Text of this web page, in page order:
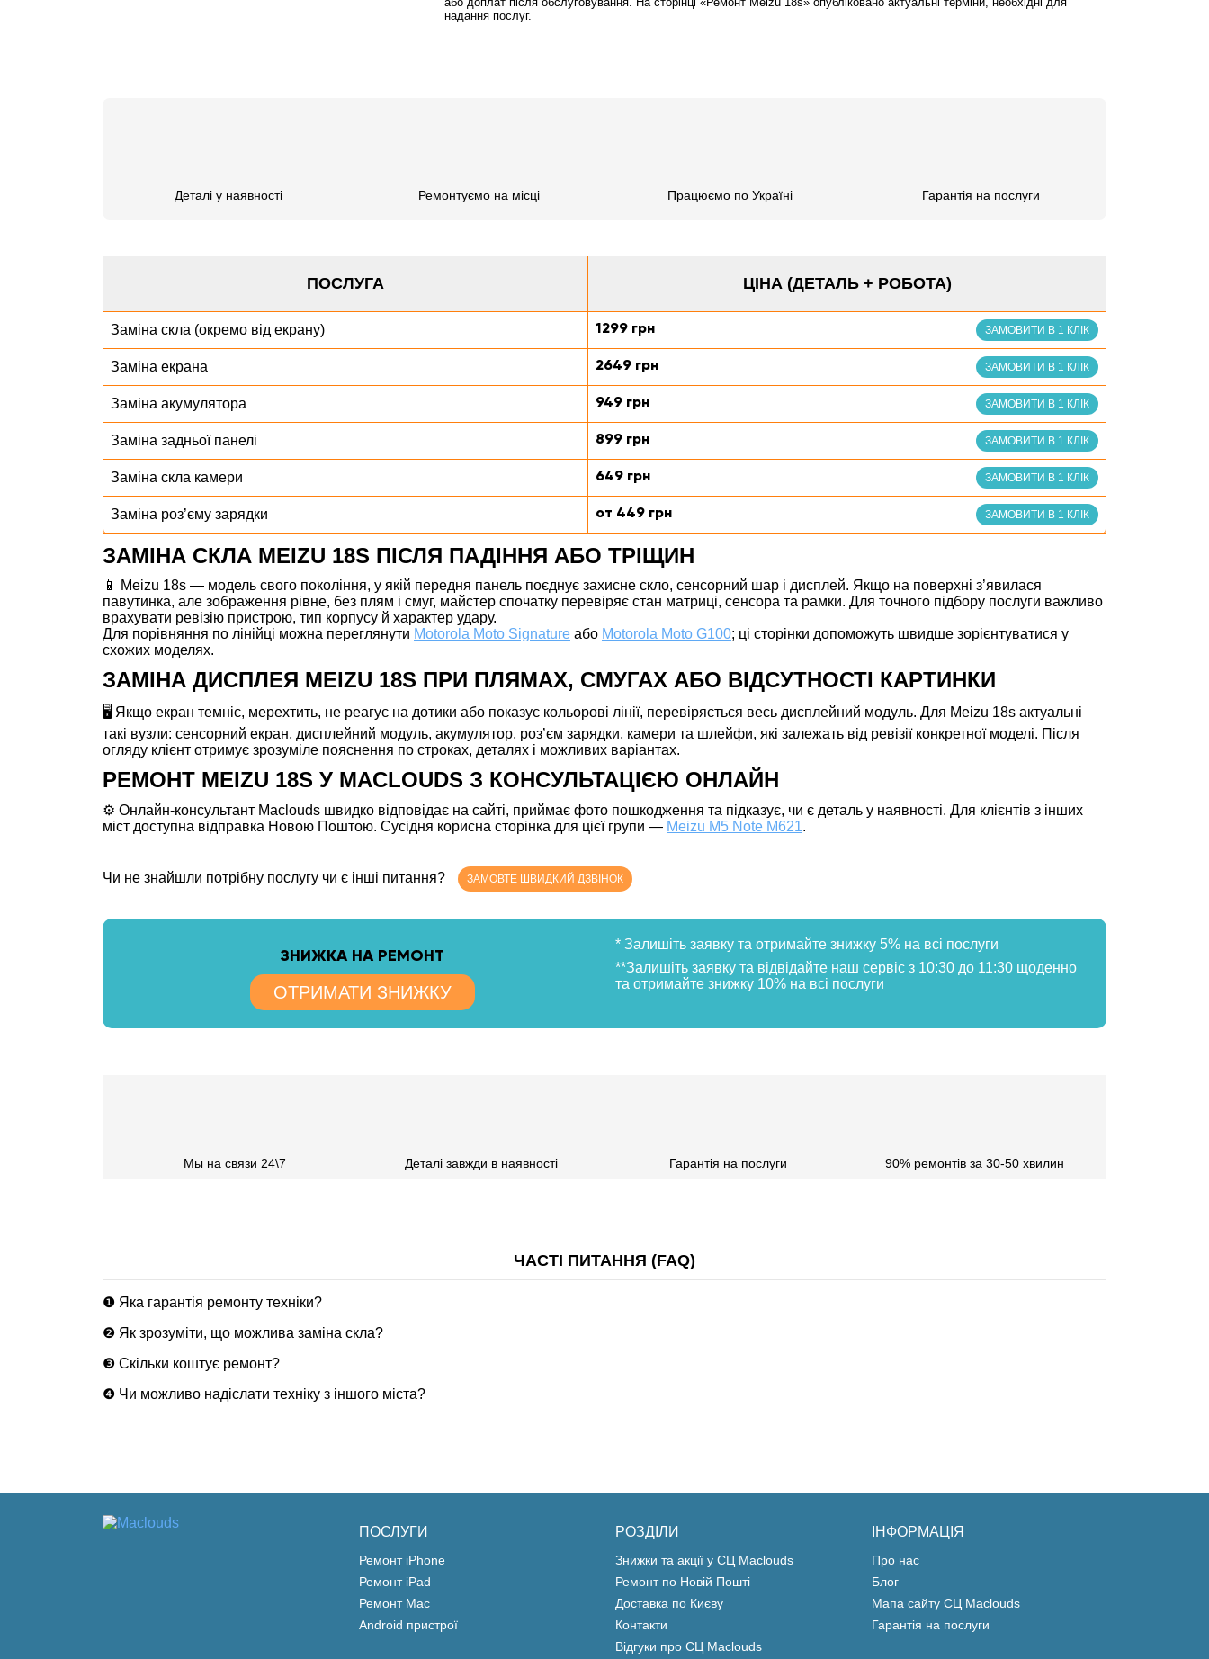
надання послуг.
Деталі у наявності Ремонтуємо на місці Працюємо по Україні Гарантія на послуги
ПОСЛУГА ЦІНА (ДЕТАЛЬ + РОБОТА)
Заміна скла (окремо від екрану) 1299 грн ЗАМОВИТИ В 1 КЛІК
Заміна екрана 2649 грн ЗАМОВИТИ В 1 КЛІК
Заміна акумулятора 949 грн ЗАМОВИТИ В 1 КЛІК
Заміна задньої панелі 899 грн ЗАМОВИТИ В 1 КЛІК
Заміна скла камери 649 грн ЗАМОВИТИ В 1 КЛІК
Заміна роз’єму зарядки от 449 грн ЗАМОВИТИ В 1 КЛІК
ЗАМІНА СКЛА MEIZU 18S ПІСЛЯ ПАДІННЯ АБО ТРІЩИН
📱 Meizu 18s — модель свого покоління, у якій передня панель поєднує захисне скло, сенсорний шар і дисплей. Якщо на поверхні з’явилася
павутинка, але зображення рівне, без плям і смуг, майстер спочатку перевіряє стан матриці, сенсора та рамки. Для точного підбору послуги важливо
врахувати ревізію пристрою, тип корпусу й характер удару.
Для порівняння по лінійці можна переглянути Motorola Moto Signature або Motorola Moto G100; ці сторінки допоможуть швидше зорієнтуватися у
схожих моделях.
ЗАМІНА ДИСПЛЕЯ MEIZU 18S ПРИ ПЛЯМАХ, СМУГАХ АБО ВІДСУТНОСТІ КАРТИНКИ
🖥️ Якщо екран темніє, мерехтить, не реагує на дотики або показує кольорові лінії, перевіряється весь дисплейний модуль. Для Meizu 18s актуальні
такі вузли: сенсорний екран, дисплейний модуль, акумулятор, роз’єм зарядки, камери та шлейфи, які залежать від ревізії конкретної моделі. Після
огляду клієнт отримує зрозуміле пояснення по строках, деталях і можливих варіантах.
РЕМОНТ MEIZU 18S У MACLOUDS З КОНСУЛЬТАЦІЄЮ ОНЛАЙН
⚙️ Онлайн-консультант Maclouds швидко відповідає на сайті, приймає фото пошкодження та підказує, чи є деталь у наявності. Для клієнтів з інших
міст доступна відправка Новою Поштою. Сусідня корисна сторінка для цієї групи — Meizu M5 Note M621.
Чи не знайшли потрібну послугу чи є інші питання? ЗАМОВТЕ ШВИДКИЙ ДЗВІНОК
ЗНИЖКА НА РЕМОНТ
ОТРИМАТИ ЗНИЖКУ
* Залишіть заявку та отримайте знижку 5% на всі послуги
**Залишіть заявку та відвідайте наш сервіс з 10:30 до 11:30 щоденно
та отримайте знижку 10% на всі послуги
Мы на связи 24\7 Деталі завжди в наявності Гарантія на послуги 90% ремонтів за 30-50 хвилин
ЧАСТІ ПИТАННЯ (FAQ)
❶ Яка гарантія ремонту техніки?
❷ Як зрозуміти, що можлива заміна скла?
❸ Скільки коштує ремонт?
❹ Чи можливо надіслати техніку з іншого міста?
ПОСЛУГИ
Ремонт iPhone
Ремонт iPad
Ремонт Mac
Android пристрої
РОЗДІЛИ
Знижки та акції у СЦ Maclouds
Ремонт по Новій Пошті
Доставка по Києву
Контакти
Відгуки про СЦ Maclouds
ІНФОРМАЦІЯ
Про нас
Блог
Мапа сайту СЦ Maclouds
Гарантія на послуги